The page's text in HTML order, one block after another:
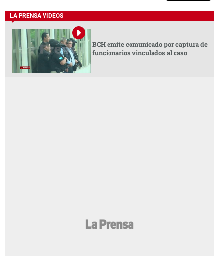
LA PRENSA VIDEOS
BCH emite comunicado por captura de
funcionarios vinculados al caso